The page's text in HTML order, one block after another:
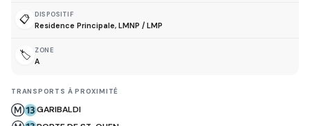
📋 DISPOSITIF
Residence Principale, LMNP / LMP
🏷️ ZONE
A
TRANSPORTS À PROXIMITÉ
GARIBALDI